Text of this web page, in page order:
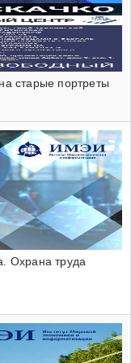
старые портреты
Охрана труда